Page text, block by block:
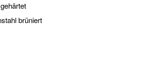
brüniert